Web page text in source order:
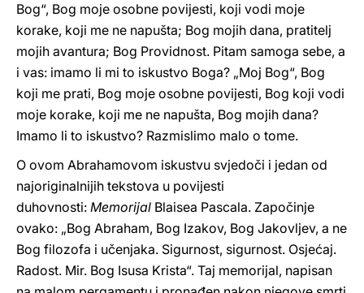
Bog“, Bog moje osobne povijesti, koji vodi moje
korake, koji me ne napušta; Bog mojih dana, pratitelj
mojih avantura; Bog Providnost. Pitam samoga sebe, a
i vas: imamo li mi to iskustvo Boga? „Moj Bog“, Bog
koji me prati, Bog moje osobne povijesti, Bog koji vodi
moje korake, koji me ne napušta, Bog mojih dana?
Imamo li to iskustvo? Razmislimo malo o tome.
O ovom Abrahamovom iskustvu svjedoči i jedan od
najoriginalnijih tekstova u povijesti
duhovnosti: Memorijal Blaisea Pascala. Započinje
ovako: „Bog Abraham, Bog Izakov, Bog Jakovljev, a ne
Bog filozofa i učenjaka. Sigurnost, sigurnost. Osjećaj.
Radost. Mir. Bog Isusa Krista“. Taj memorijal, napisan